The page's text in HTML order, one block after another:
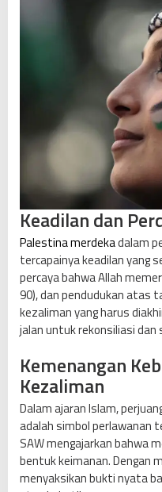
Keadilan dan
Palestina merdekadalam
tercapainya keadilan yang
percaya bahwa Allah
90), dan pendudukan atas
kezaliman yang harus
jalan untuk rekonsiliasi
Kemenangan
Kezaliman
Dalam ajaran Islam,
adalah simbol perlawanan
SAW mengajarkan bahwa
bentuk keimanan. Dengan
menyaksikan bukti nyata